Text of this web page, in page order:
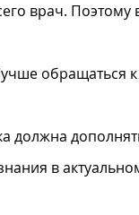
врач.
обращаться к
должна
в